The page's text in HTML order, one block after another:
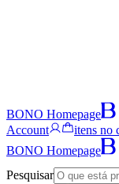
BONO Homepage
Account
itens no
BONO Homepage
Pesquisar